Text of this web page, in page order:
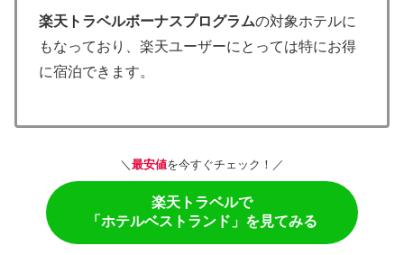
楽天トラベルボーナスプログラムの対象ホテルに
もなっており、楽天ユーザーにとっては特にお得
に宿泊できます。
＼ 最安値を今すぐチェック！／
楽天トラベルで
「ホテルベストランド」を見てみる